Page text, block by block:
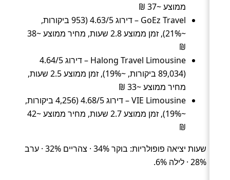
ממוצע ~37 ₪
GoEz Travel – דירוג 4.63/5 (953 ביקורות,
~21%), זמן ממוצע 2.8 שעות, מחיר ממוצע ~38
₪
Halong Travel Limousine – דירוג 4.64/5
(89,034 ביקורות, ~19%), זמן ממוצע 2.5 שעות,
מחיר ממוצע ~33 ₪
VIE Limousine – דירוג 4.68/5 (4,256 ביקורות,
~19%), זמן ממוצע 2.7 שעות, מחיר ממוצע ~42
₪
שעות יציאה פופולריות: בוקר 34% · צהריים 32% · ערב
28% · לילה 6%.